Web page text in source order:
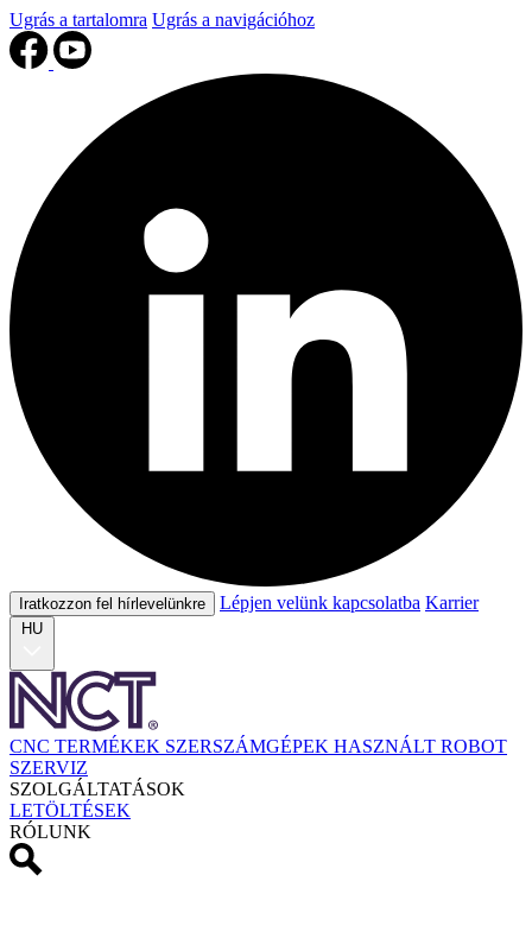
Ugrás a tartalomra Ugrás a navigációhoz
Iratkozzon fel hírlevelünkre Lépjen velünk kapcsolatba Karrier
HU
CNC TERMÉKEK SZERSZÁMGÉPEK HASZNÁLT ROBOT
SZERVIZ
SZOLGÁLTATÁSOK
LETÖLTÉSEK
RÓLUNK